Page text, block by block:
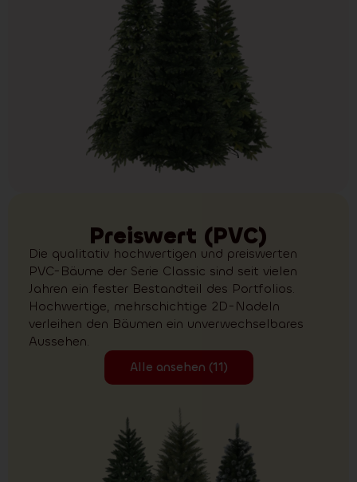
Preiswert (PVC)
Die qualitativ hochwertigen und preiswerten
PVC-Bäume der Serie Classic sind seit vielen
Jahren ein fester Bestandteil des Portfolios.
Hochwertige, mehrschichtige 2D-Nadeln
verleihen den Bäumen ein unverwechselbares
Aussehen.
Alle ansehen (11)